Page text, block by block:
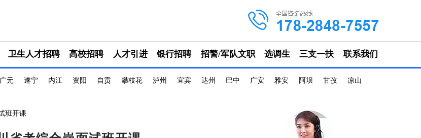
卫生人才招聘 高校招聘 人才引进 银行招聘 招警/军队文职 选调生 三支一扶 联系我们
广元 遂宁 内江 资阳 自贡 攀枝花 泸州 宜宾 达州 巴中 广安 雅安 阿坝 甘孜 凉山
班开课